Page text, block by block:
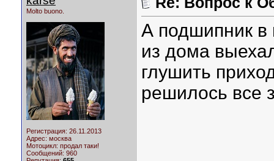
Molto buono.
Регистрация: 26.11.2013
Адрес: москва
Мотоцикл: продал таки!
Сообщений: 960
А подшипник в
из дома
глушить
решилось все